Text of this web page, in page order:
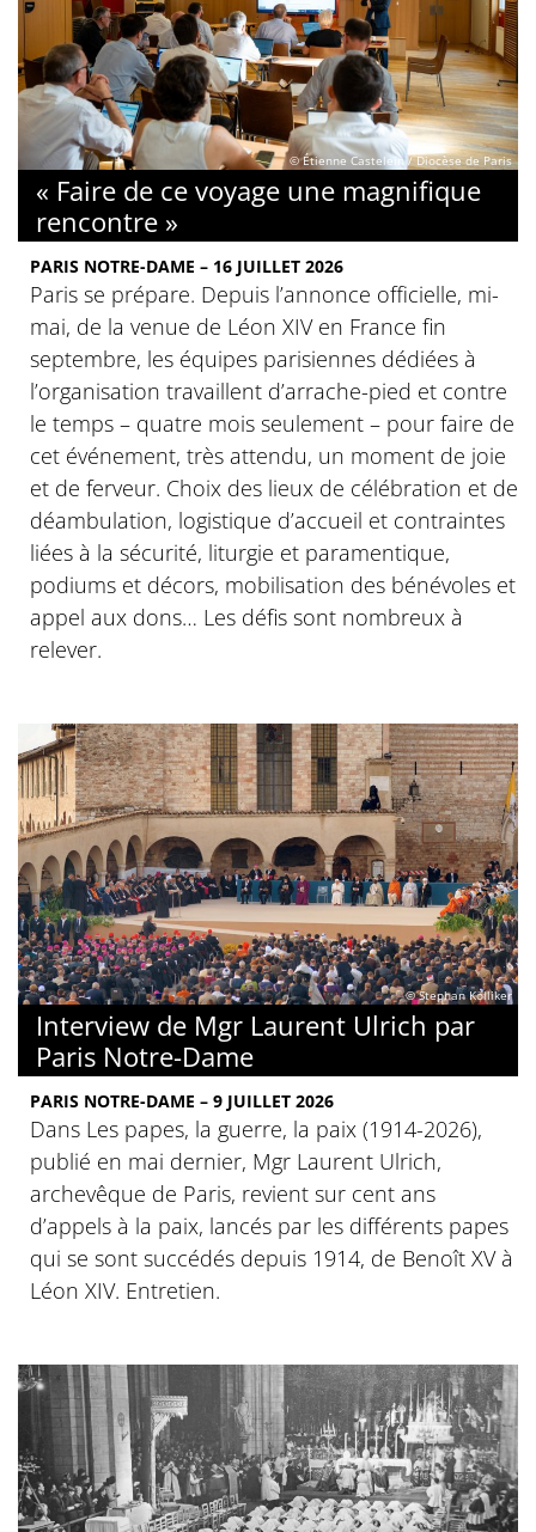
© Étienne Castelein / Diocèse de Paris
« Faire de ce voyage une magnifique
rencontre »
PARIS NOTRE-DAME – 16 JUILLET 2026
Paris se prépare. Depuis l’annonce officielle, mi-
mai, de la venue de Léon XIV en France fin
septembre, les équipes parisiennes dédiées à
l’organisation travaillent d’arrache-pied et contre
le temps – quatre mois seulement – pour faire de
cet événement, très attendu, un moment de joie
et de ferveur. Choix des lieux de célébration et de
déambulation, logistique d’accueil et contraintes
liées à la sécurité, liturgie et paramentique,
podiums et décors, mobilisation des bénévoles et
appel aux dons… Les défis sont nombreux à
relever.
© Stephan Kölliker
Interview de Mgr Laurent Ulrich par
Paris Notre-Dame
PARIS NOTRE-DAME – 9 JUILLET 2026
Dans Les papes, la guerre, la paix (1914-2026),
publié en mai dernier, Mgr Laurent Ulrich,
archevêque de Paris, revient sur cent ans
d’appels à la paix, lancés par les différents papes
qui se sont succédés depuis 1914, de Benoît XV à
Léon XIV. Entretien.